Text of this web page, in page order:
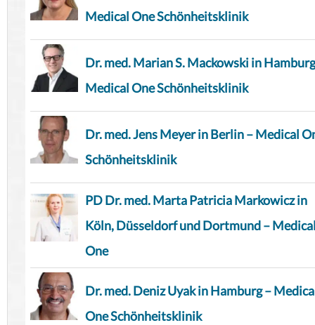
Medical One Schönheitsklinik
Dr. med. Marian S. Mackowski in
Medical One Schönheitsklinik
Dr. med. Jens Meyer in Berlin – Medical
Schönheitsklinik
PD Dr. med. Marta Patricia Markowicz in
Köln, Düsseldorf und Dortmund –
One
Dr. med. Deniz Uyak in Hamburg –
One Schönheitsklinik